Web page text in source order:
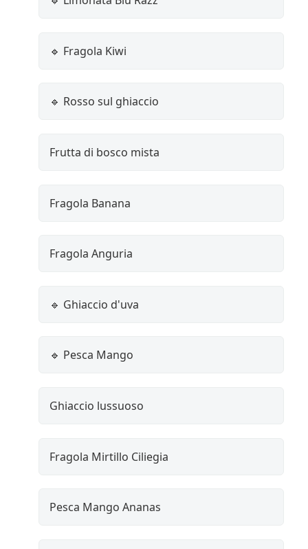
🔹 Fragola Kiwi
🔹 Rosso sul ghiaccio
Frutta di bosco mista
Fragola Banana
Fragola Anguria
🔹 Ghiaccio d'uva
🔹 Pesca Mango
Ghiaccio lussuoso
Fragola Mirtillo Ciliegia
Pesca Mango Ananas